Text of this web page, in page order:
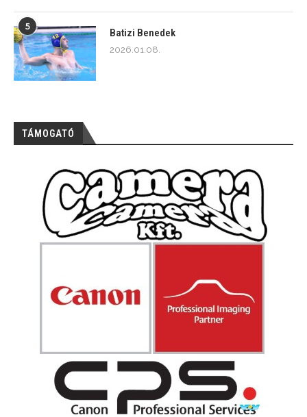
5
Batizi Benedek
2026.01.08.
TÁMOGATÓ